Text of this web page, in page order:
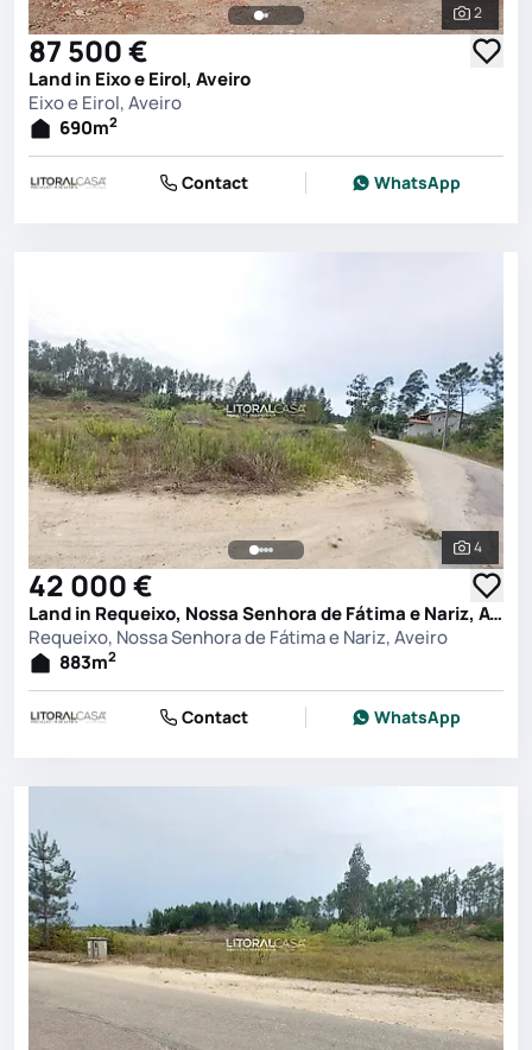
See all
2
87 500 €
Land in Eixo e Eirol, Aveiro
Eixo e Eirol, Aveiro
690m2
Contact WhatsApp
See all
4
42 000 €
Land in Requeixo, Nossa Senhora de Fátima e Nariz, Aveiro
Requeixo, Nossa Senhora de Fátima e Nariz, Aveiro
883m2
Contact WhatsApp